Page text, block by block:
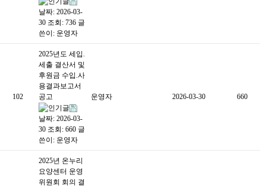
날짜: 2026-03-
30 조회: 736 글
쓴이: 운영자
102
2025년도 세입.
세출 결산서 및
후원금 수입.사
용결과보고서
공고
날짜: 2026-03-
30 조회: 660 글
쓴이: 운영자
운영자 2026-03-30 660
2025년 온누리
요양센터 운영
위원회 회의 결